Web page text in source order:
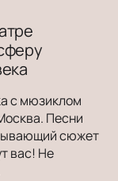
с мюзиклом
Песни
сюжет
вас! Не